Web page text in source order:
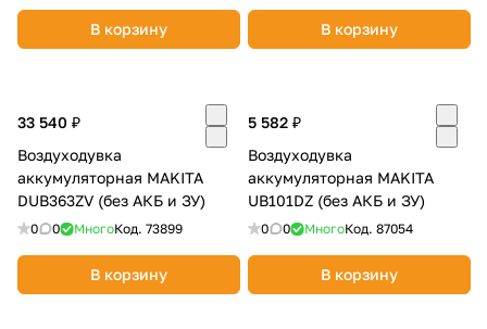
В корзину В корзину
33 540 ₽
Воздуходувка
аккумуляторная MAKITA
DUB363ZV (без АКБ и ЗУ)
0 0 МногоКод. 73899
В корзину
5 582 ₽
Воздуходувка
аккумуляторная MAKITA
UB101DZ (без АКБ и ЗУ)
0 0 МногоКод. 87054
В корзину
раз в 2 недели